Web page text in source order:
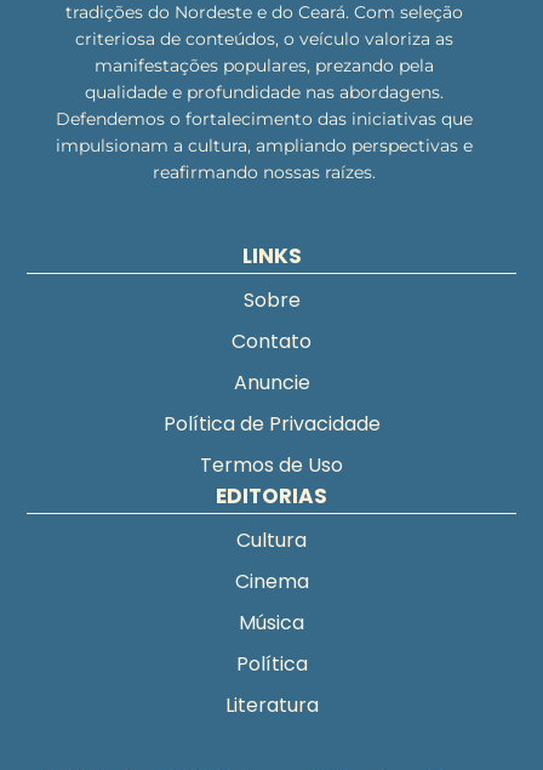
tradições do Nordeste e do Ceará. Com seleção
criteriosa de conteúdos, o veículo valoriza as
manifestações populares, prezando pela
qualidade e profundidade nas abordagens.
Defendemos o fortalecimento das iniciativas que
impulsionam a cultura, ampliando perspectivas e
reafirmando nossas raízes.
LINKS
Sobre
Contato
Anuncie
Política de Privacidade
Termos de Uso
EDITORIAS
Cultura
Cinema
Música
Política
Literatura